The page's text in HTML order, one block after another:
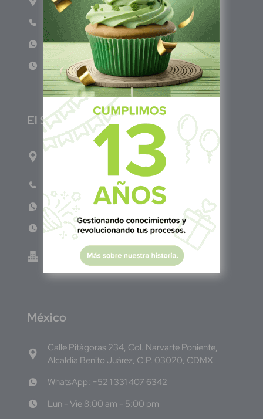
Teléfono: (601) 522 3869
WhatsApp: +57 317 4651554
Lun - Vie 8:00am - 5:00pm
El Salvador
1ro Cll Pte, y 61 Av Nte, #3206, Local 9, San
Teléfono: +503 6986 1402
WhatsApp: +503 7687 3923
Lun - Vie 8:00am - 5:00pm
Green Know S.A de C.V - El Salvador 0614-
220118-102-0
México
Calle Pitágoras 234, Col. Narvarte Poniente,
Alcaldía Benito Juárez, C.P. 03020, CDMX
WhatsApp: +52 1 331 407 6342
Lun - Vie 8:00 am - 5:00 pm